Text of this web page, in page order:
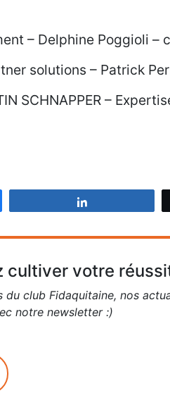
– Delphine Poggioli –
solutions – Patrick
SCHNAPPER –
cultiver votre
du club Fidaquitaine, nos
notre newsletter :)